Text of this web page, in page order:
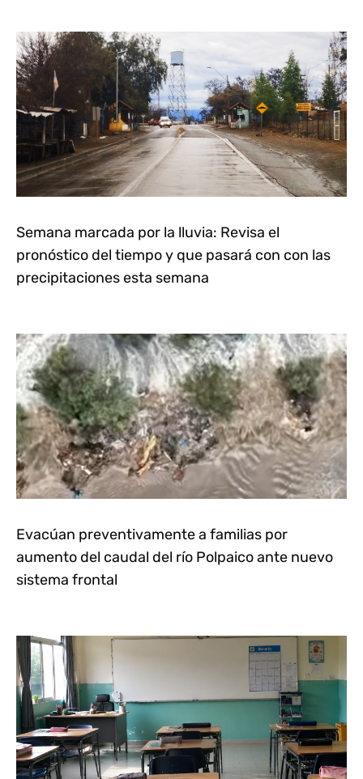
Semana marcada por la lluvia: Revisa el
pronóstico del tiempo y que pasará con con las
precipitaciones esta semana
Evacúan preventivamente a familias por
aumento del caudal del río Polpaico ante nuevo
sistema frontal